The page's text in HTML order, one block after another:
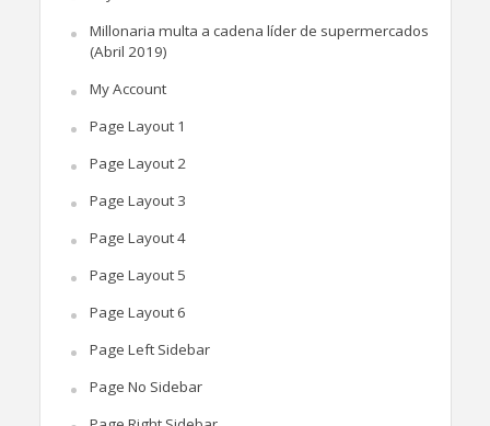
Millonaria multa a cadena líder de supermercados
(Abril 2019)
My Account
Page Layout 1
Page Layout 2
Page Layout 3
Page Layout 4
Page Layout 5
Page Layout 6
Page Left Sidebar
Page No Sidebar